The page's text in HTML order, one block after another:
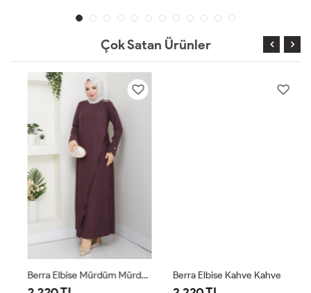
Çok Satan Ürünler
Berra Elbise Mürdüm Mürdüm Berra Elbise Kahve Kahve